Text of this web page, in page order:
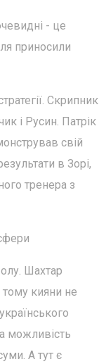
- це
приносили
Скрипник
і Русин. Патрік
свій
в Зорі,
тренера з
Шахтар
кияни не
можливість
А тут є